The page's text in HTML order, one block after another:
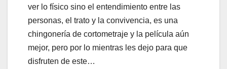
ver lo físico sino el entendimiento entre las
personas, el trato y la convivencia, es una
chingonería de cortometraje y la película aún
mejor, pero por lo mientras les dejo para que
disfruten de este…